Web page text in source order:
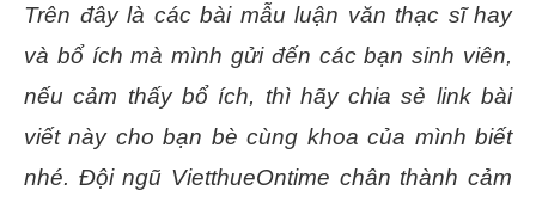
Trên đây là các bài mẫu luận văn thạc sĩ hay
và bổ ích mà mình gửi đến các bạn sinh viên,
nếu cảm thấy bổ ích, thì hãy chia sẻ link bài
viết này cho bạn bè cùng khoa của mình biết
nhé. Đội ngũ VietthueOntime chân thành cảm